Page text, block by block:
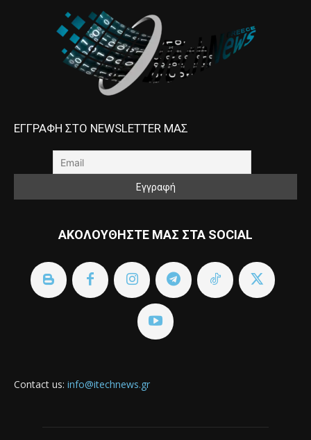
ΕΓΓΡΑΦΗ ΣΤΟ NEWSLETTER ΜΑΣ
ΑΚΟΛΟΥΘΗΣΤΕ ΜΑΣ ΣΤΑ SOCIAL
Contact us: info@itechnews.gr